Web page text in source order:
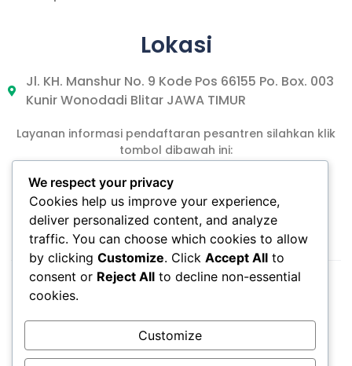
Lokasi
Jl. KH. Manshur No. 9 Kode Pos 66155 Po. Box. 003
Kunir Wonodadi Blitar JAWA TIMUR
Layanan informasi pendaftaran pesantren silahkan klik
tombol dibawah ini:
DAFTAR PPTA
We respect your privacy
Cookies help us improve your experience,
deliver personalized content, and analyze
traffic. You can choose which cookies to allow
by clicking Customize. Click Accept All to
consent or Reject All to decline non-essential
cookies.
Customize